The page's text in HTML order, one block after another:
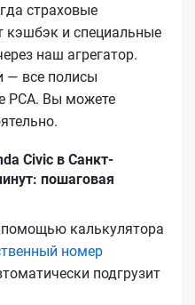
страховые
кэшбэк и специальные
наш агрегатор.
— все полисы
РСА. Вы можете
Civic в Санкт-
пошаговая
помощью калькулятора
номер
подгрузит